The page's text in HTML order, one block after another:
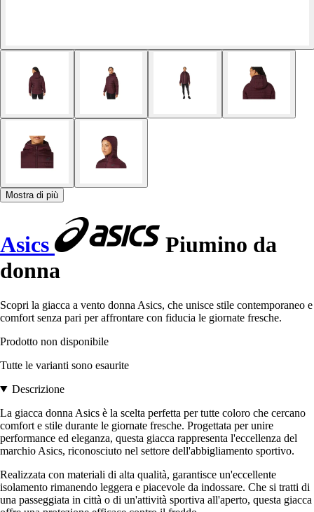
Mostra di più
Asics
Piumino da
donna
Scopri la giacca a vento donna Asics, che unisce stile contemporaneo e
comfort senza pari per affrontare con fiducia le giornate fresche.
Prodotto non disponibile
Tutte le varianti sono esaurite
Descrizione
La giacca donna Asics è la scelta perfetta per tutte coloro che cercano
comfort e stile durante le giornate fresche. Progettata per unire
performance ed eleganza, questa giacca rappresenta l'eccellenza del
marchio Asics, riconosciuto nel settore dell'abbigliamento sportivo.
Realizzata con materiali di alta qualità, garantisce un'eccellente
isolamento rimanendo leggera e piacevole da indossare. Che si tratti di
una passeggiata in città o di un'attività sportiva all'aperto, questa giacca